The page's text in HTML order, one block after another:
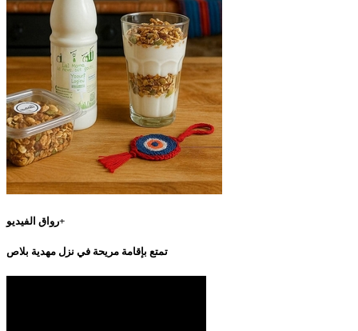
رواق الفيديو+
تمتع بإقامة مريحة في نزل مهدية بلاص